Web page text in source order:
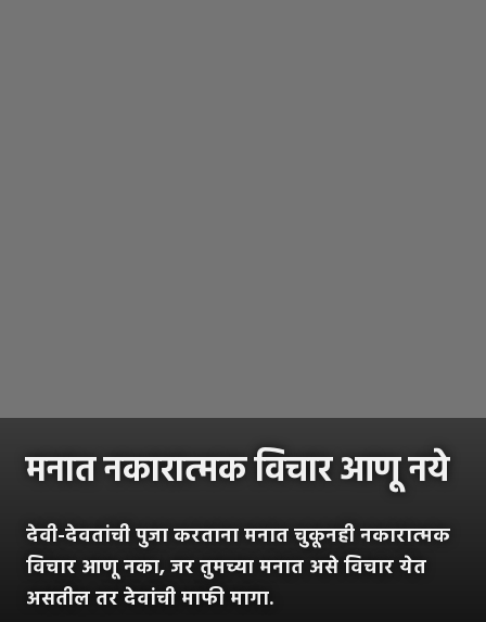
मनात नकारात्मक विचार आणू नये
देवी-देवतांची पुजा करताना मनात चुकूनही नकारात्मक
विचार आणू नका, जर तुमच्या मनात असे विचार येत
असतील तर देवांची माफी मागा.